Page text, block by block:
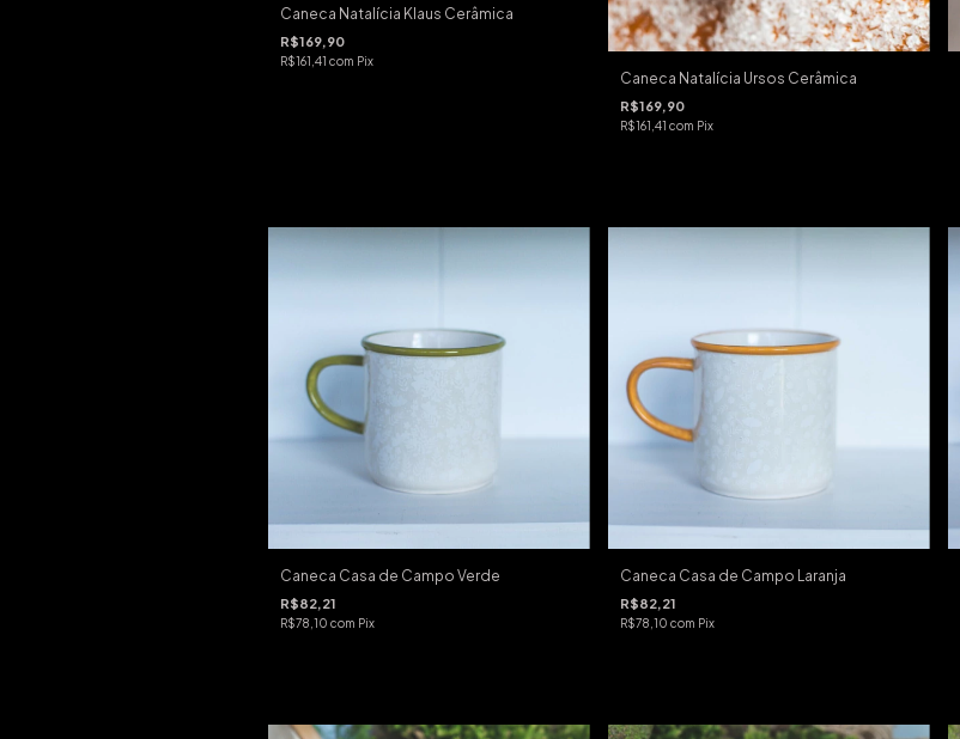
Caneca Natalícia Klaus Cerâmica
R$169,90
R$161,41 com Pix
Caneca Natalícia Ursos Cerâmica
R$169,90
R$161,41 com Pix
Caneca Casa de Campo Verde
R$82,21
R$78,10 com Pix
Caneca Casa de Campo Laranja
R$82,21
R$78,10 com Pix